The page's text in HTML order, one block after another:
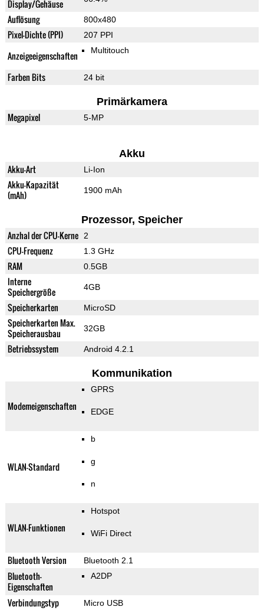
Display/Gehäuse
Auflösung 800x480
Pixel-Dichte (PPI) 207 PPI
Anzeigeeigenschaften Multitouch
Farben Bits 24 bit
Primärkamera
Megapixel 5-MP
Akku
Akku-Art Li-Ion
Akku-Kapazität
(mAh)
1900 mAh
Prozessor, Speicher
Anzhal der CPU-Kerne 2
CPU-Frequenz 1.3 GHz
RAM 0.5GB
Interne
Speichergröße
4GB
Speicherkarten MicroSD
Speicherkarten Max.
Speicherausbau
32GB
Betriebssystem Android 4.2.1
Kommunikation
Modemeigenschaften
GPRS
EDGE
WLAN-Standard
b
g
n
WLAN-Funktionen
Hotspot
WiFi Direct
Bluetooth Version Bluetooth 2.1
Bluetooth-
Eigenschaften
A2DP
Verbindungstyp Micro USB